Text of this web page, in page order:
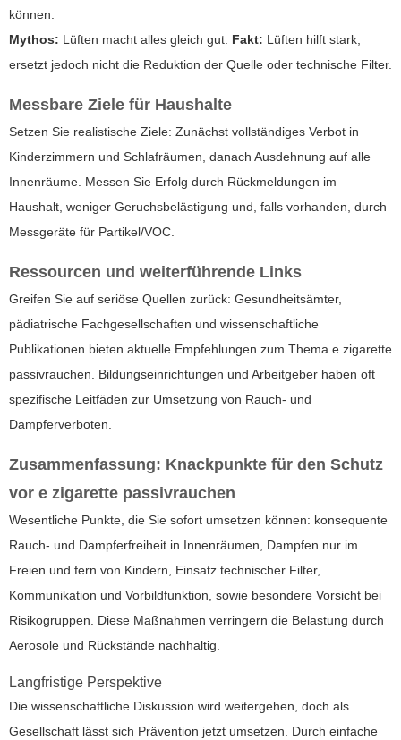
können.
Mythos: Lüften macht alles gleich gut. Fakt: Lüften hilft stark,
ersetzt jedoch nicht die Reduktion der Quelle oder technische Filter.
Messbare Ziele für Haushalte
Setzen Sie realistische Ziele: Zunächst vollständiges Verbot in
Kinderzimmern und Schlafräumen, danach Ausdehnung auf alle
Innenräume. Messen Sie Erfolg durch Rückmeldungen im
Haushalt, weniger Geruchsbelästigung und, falls vorhanden, durch
Messgeräte für Partikel/VOC.
Ressourcen und weiterführende Links
Greifen Sie auf seriöse Quellen zurück: Gesundheitsämter,
pädiatrische Fachgesellschaften und wissenschaftliche
Publikationen bieten aktuelle Empfehlungen zum Thema e zigarette
passivrauchen . Bildungseinrichtungen und Arbeitgeber haben oft
spezifische Leitfäden zur Umsetzung von Rauch- und
Dampferverboten.
Zusammenfassung: Knackpunkte für den Schutz
vor e zigarette passivrauchen
Wesentliche Punkte, die Sie sofort umsetzen können: konsequente
Rauch- und Dampferfreiheit in Innenräumen, Dampfen nur im
Freien und fern von Kindern, Einsatz technischer Filter,
Kommunikation und Vorbildfunktion, sowie besondere Vorsicht bei
Risikogruppen. Diese Maßnahmen verringern die Belastung durch
Aerosole und Rückstände nachhaltig.
Langfristige Perspektive
Die wissenschaftliche Diskussion wird weitergehen, doch als
Gesellschaft lässt sich Prävention jetzt umsetzen. Durch einfache